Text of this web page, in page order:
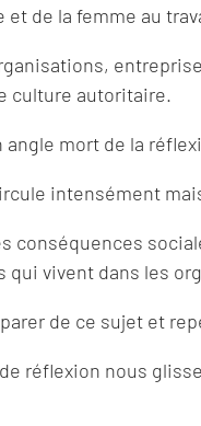
et de la femme au
culture autoritaire.
angle mort de la
intensément
conséquences
qui vivent dans les
de ce sujet et
réflexion nous